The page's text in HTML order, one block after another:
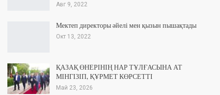
Авг 9, 2022
Мектеп директоры әйелі мен қызын пышақтады
Окт 13, 2022
ҚАЗАҚ ӨНЕРІНІҢ НАР ТҰЛҒАСЫНА АТ
МІНГІЗІП, ҚҰРМЕТ КӨРСЕТТІ
Май 23, 2026